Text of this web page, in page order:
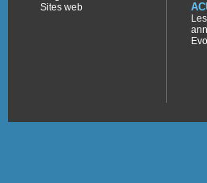
Sites web